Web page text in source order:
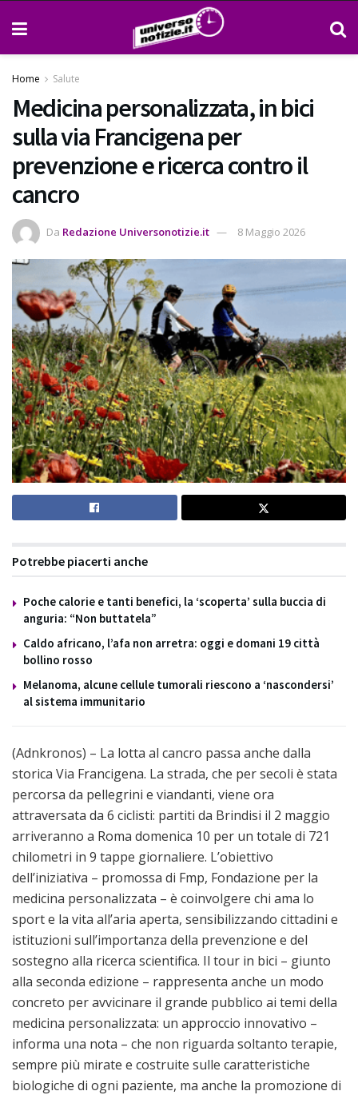
Home Salute
Medicina personalizzata, in bici
sulla via Francigena per
prevenzione e ricerca contro il
cancro
Da Redazione Universonotizie.it 8 Maggio 2026
Potrebbe piacerti anche
Poche calorie e tanti benefici, la ‘scoperta’ sulla buccia di
anguria: “Non buttatela”
Caldo africano, l’afa non arretra: oggi e domani 19 città
bollino rosso
Melanoma, alcune cellule tumorali riescono a ‘nascondersi’
al sistema immunitario
(Adnkronos) – La lotta al cancro passa anche dalla
storica Via Francigena. La strada, che per secoli è stata
percorsa da pellegrini e viandanti, viene ora
attraversata da 6 ciclisti: partiti da Brindisi il 2 maggio
arriveranno a Roma domenica 10 per un totale di 721
chilometri in 9 tappe giornaliere. L’obiettivo
dell’iniziativa – promossa di Fmp, Fondazione per la
medicina personalizzata – è coinvolgere chi ama lo
sport e la vita all’aria aperta, sensibilizzando cittadini e
istituzioni sull’importanza della prevenzione e del
sostegno alla ricerca scientifica. Il tour in bici – giunto
alla seconda edizione – rappresenta anche un modo
concreto per avvicinare il grande pubblico ai temi della
medicina personalizzata: un approccio innovativo –
informa una nota – che non riguarda soltanto terapie,
sempre più mirate e costruite sulle caratteristiche
biologiche di ogni paziente, ma anche la promozione di